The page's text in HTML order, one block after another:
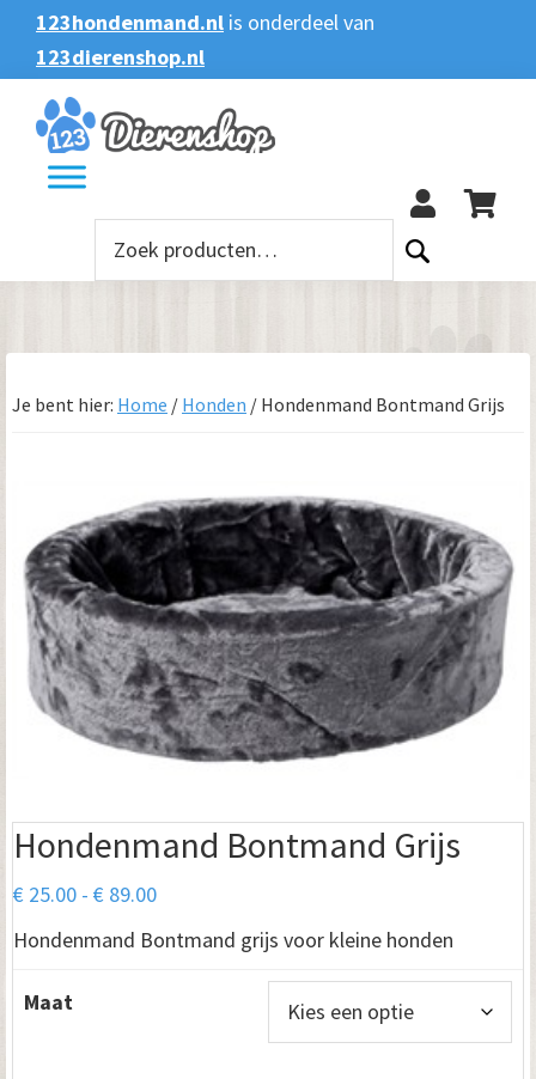
Spring
naar
de
hoofdnavigatie
Door
naar
de
hoofd
inhoud
Spring
naar
de
voettekst
123hondenmand.nl is onderdeel van
123dierenshop.nl
Zoeken
Zoeken
naar:
Je bent hier: Home / Honden / Hondenmand Bontmand Grijs
Hondenmand Bontmand Grijs
€ 25.00 - € 89.00Prijsklasse:
Hondenmand Bontmand grijs voor kleine honden
Maat